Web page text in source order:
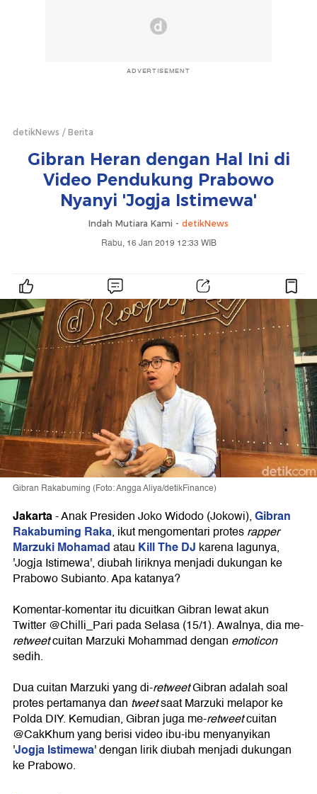
ADVERTISEMENT
detikNews Berita
Gibran Heran dengan Hal Ini di
Video Pendukung Prabowo
Nyanyi 'Jogja Istimewa'
Indah Mutiara Kami - detikNews
Rabu, 16 Jan 2019 12:33 WIB
Gibran Rakabuming (Foto: Angga Aliya/detikFinance)
Jakarta-Anak Presiden Joko Widodo (Jokowi),Gibran
Rakabuming Raka, ikut mengomentari protesrapper
Marzuki Mohamadatau Kill The DJ karena lagunya,
'Jogja Istimewa', diubah liriknya menjadi dukungan ke
Prabowo Subianto. Apa katanya?
Komentar-komentar itu dicuitkan Gibran lewat akun
Twitter @Chilli_Pari pada Selasa (15/1). Awalnya, dia me-
retweetcuitan Marzuki Mohammad dengan emoticon
sedih.
Dua cuitan Marzuki yang di-retweetGibran adalah soal
protes pertamanya dan tweetsaat Marzuki melapor ke
Polda DIY. Kemudian, Gibran juga me-retweetcuitan
@CakKhum yang berisi video ibu-ibu menyanyikan
'Jogja Istimewa' dengan lirik diubah menjadi dukungan
ke Prabowo.